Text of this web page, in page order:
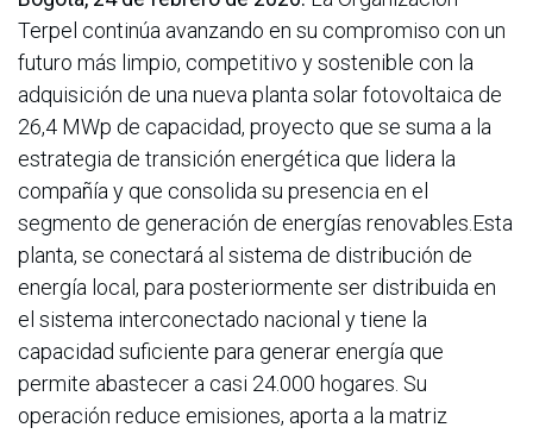
Terpel continúa avanzando en su compromiso con un
futuro más limpio, competitivo y sostenible con la
adquisición de una nueva planta solar fotovoltaica de
26,4 MWp de capacidad, proyecto que se suma a la
estrategia de transición energética que lidera la
compañía y que consolida su presencia en el
segmento de generación de energías renovables.Esta
planta, se conectará al sistema de distribución de
energía local, para posteriormente ser distribuida en
el sistema interconectado nacional y tiene la
capacidad suficiente para generar energía que
permite abastecer a casi 24.000 hogares. Su
operación reduce emisiones, aporta a la matriz